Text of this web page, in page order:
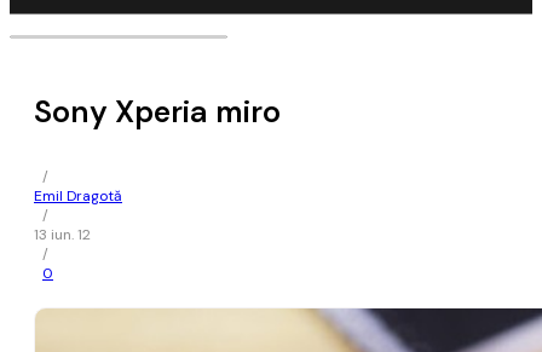
Sony Xperia miro
/
Emil Dragotă
/
13 iun. 12
/
0